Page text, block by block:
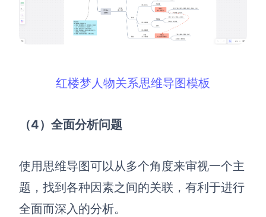
红楼梦人物关系思维导图模板
（4）全面分析问题
使用思维导图可以从多个角度来审视一个主
题，找到各种因素之间的关联，有利于进行
全面而深入的分析。